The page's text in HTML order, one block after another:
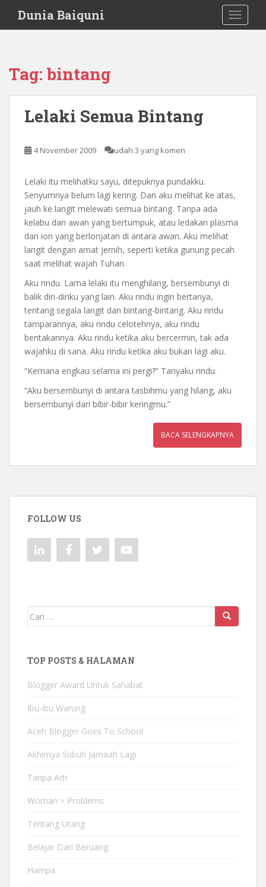
i
Dunia Baiquni
Tag: bintang
Lelaki Semua Bintang
4 November 2009 udah 3 yang komen
Lelaki itu melihatku sayu, ditepuknya pundakku.
Senyumnya belum lagi kering. Dan aku melihat ke atas,
jauh ke langit melewati semua bintang. Tanpa ada
kelabu dari awan yang bertumpuk, atau ledakan plasma
dari ion yang berlonjatan di antara awan. Aku melihat
langit dengan amat jernih, seperti ketika gunung pecah
saat melihat wajah Tuhan.
Aku rindu. Lama lelaki itu menghilang, bersembunyi di
balik diri-diriku yang lain. Aku rindu ingin bertanya,
tentang segala langit dan bintang-bintang. Aku rindu
tamparannya, aku rindu celotehnya, aku rindu
bentakannya. Aku rindu ketika aku bercermin, tak ada
wajahku di sana. Aku rindu ketika aku bukan lagi aku.
“Kemana engkau selama ini pergi?” Tanyaku rindu.
“Aku bersembunyi di antara tasbihmu yang hilang, aku
bersembunyi dari bibir-bibir keringmu.”
BACA SELENGKAPNYA
FOLLOW US
Mencari:
TOP POSTS & HALAMAN
Blogger Award Untuk Sahabat
Ibu-ibu Warung
Aceh Blogger Goes To School
Akhirnya Subuh Jamaah Lagi
Tanpa Arti
Woman = Problems
Tentang Utang
Belajar Dari Beruang
Hampa